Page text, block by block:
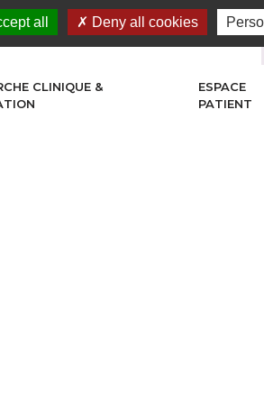
CLINIQUE &
ESPACE
PATIENT
all Deny all cookies